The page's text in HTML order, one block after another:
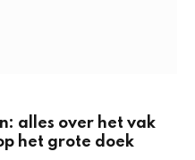
alles over het vak
het grote doek